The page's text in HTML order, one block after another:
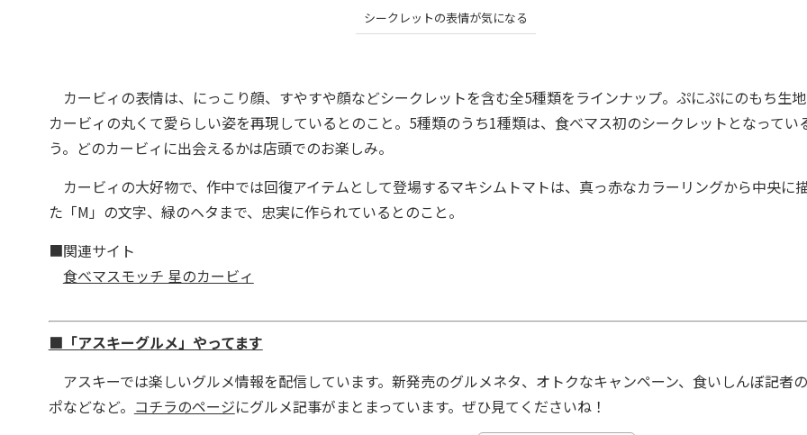
シークレットの表情が気になる
カービィの表情は、にっこり顔、すやすや顔などシークレットを含む全5種類をラインナップ。ぷにぷにのもち生地
カービィの丸くて愛らしい姿を再現しているとのこと。5種類のうち1種類は、食べマス初のシークレットとなってい
う。どのカービィに出会えるかは店頭でのお楽しみ。
カービィの大好物で、作中では回復アイテムとして登場するマキシムトマトは、真っ赤なカラーリングから中央に
た「M」の文字、緑のヘタまで、忠実に作られているとのこと。
■関連サイト
食べマスモッチ 星のカービィ
■「アスキーグルメ」やってます
アスキーでは楽しいグルメ情報を配信しています。新発売のグルメネタ、オトクなキャンペーン、食いしんぼ記者
ポなどなど。 コチラのページにグルメ記事がまとまっています。ぜひ見てくださいね！